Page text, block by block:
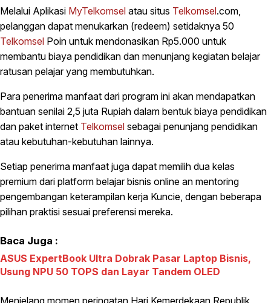
Melalui Aplikasi MyTelkomsel atau situs Telkomsel.com,
pelanggan dapat menukarkan (redeem) setidaknya 50
Telkomsel Poin untuk mendonasikan Rp5.000 untuk
membantu biaya pendidikan dan menunjang kegiatan belajar
ratusan pelajar yang membutuhkan.
Para penerima manfaat dari program ini akan mendapatkan
bantuan senilai 2,5 juta Rupiah dalam bentuk biaya pendidikan
dan paket internet Telkomsel sebagai penunjang pendidikan
atau kebutuhan-kebutuhan lainnya.
Setiap penerima manfaat juga dapat memilih dua kelas
premium dari platform belajar bisnis online an mentoring
pengembangan keterampilan kerja Kuncie, dengan beberapa
pilihan praktisi sesuai preferensi mereka.
Baca Juga :
ASUS ExpertBook Ultra Dobrak Pasar Laptop Bisnis,
Usung NPU 50 TOPS dan Layar Tandem OLED
Menjelang momen peringatan Hari Kemerdekaan Republik